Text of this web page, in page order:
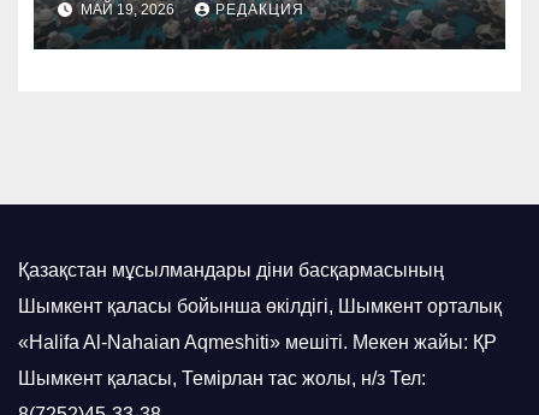
МАЙ 19, 2026 РЕДАКЦИЯ
Қазақстан мұсылмандары діни басқармасының
Шымкент қаласы бойынша өкілдігі, Шымкент орталық
«Halifa Al-Nahaian Aqmeshiti» мешіті. Мекен жайы: ҚР
Шымкент қаласы, Темірлан тас жолы, н/з Тел: